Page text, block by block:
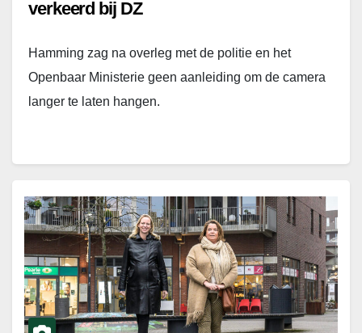
verkeerd bij DZ
Hamming zag na overleg met de politie en het
Openbaar Ministerie geen aanleiding om de camera
langer te laten hangen.